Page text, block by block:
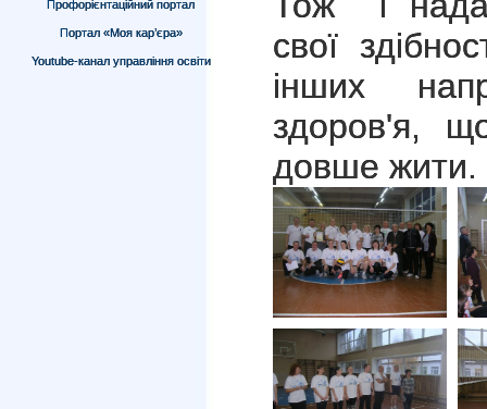
Профорієнтаційний портал
Портал «Моя кар’єра»
Youtube-канал управління освіти
свої
інших
здоров'я,
довше жити.